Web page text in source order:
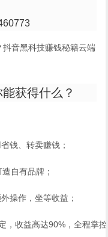
获得什么？
钱、转卖赚钱；
自有品牌；
操作，坐等收益；
，收益高达90%，全程掌